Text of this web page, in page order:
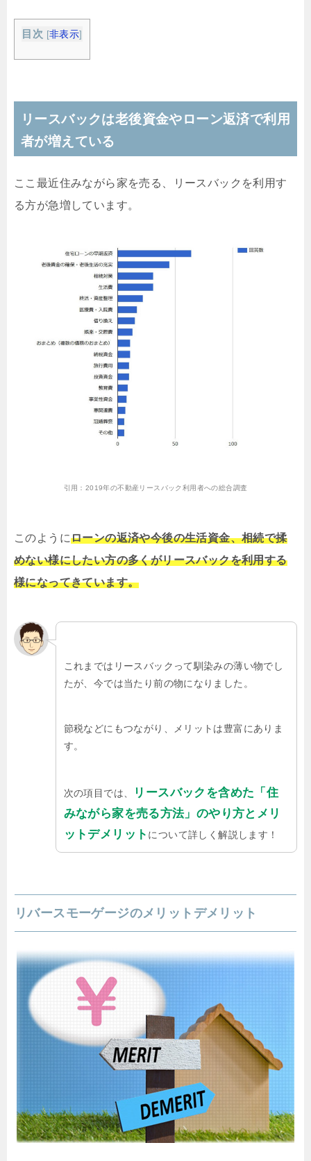
目次 [非表示]
リースバックは老後資金やローン返済で利用
者が増えている
ここ最近住みながら家を売る、リースバックを利用す
る方が急増しています。
引用： 2019年の不動産リースバック利用者への総合調査
このようにローンの返済や今後の生活資金、相続で揉
めない様にしたい方の多くがリースバックを利用する
様になってきています。
これまではリースバックって馴染みの薄い物でし
たが、今では当たり前の物になりました。
節税などにもつながり、メリットは豊富にありま
す。
次の項目では、
リースバックを含めた「住
みながら家を売る方法」のやり方とメリ
ットデメリット について詳しく解説します！
リバースモーゲージのメリットデメリット